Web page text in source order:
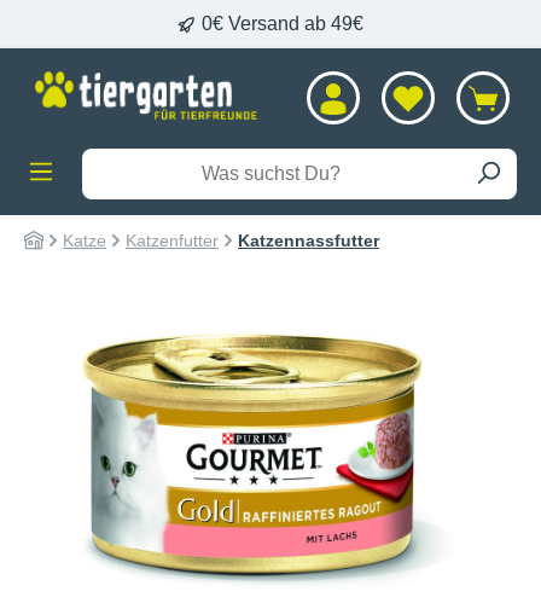
0€ Versand ab 49€
Katze Katzenfutter Katzennassfutter
Bildergalerie überspringen